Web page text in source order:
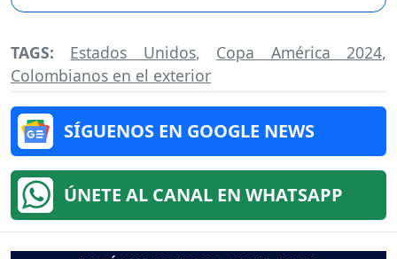
TAGS: Estados Unidos, Copa América 2024,
Colombianos en el exterior
SÍGUENOS EN GOOGLE NEWS
ÚNETE AL CANAL EN WHATSAPP